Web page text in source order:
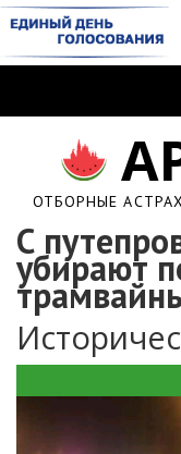
ОТБОРНЫЕ
С
убирают